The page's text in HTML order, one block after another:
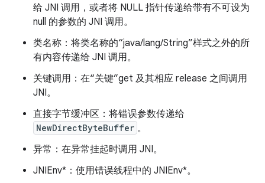
给 JNI 调用，或者将 NULL 指针传递给带有不可设为
null 的参数的 JNI 调用。
类名称：将类名称的“java/lang/String”样式之外的所
有内容传递给 JNI 调用。
关键调用：在“关键”get 及其相应 release 之间调用
JNI。
直接字节缓冲区：将错误参数传递给
NewDirectByteBuffer 。
异常：在异常挂起时调用 JNI。
JNIEnv*：使用错误线程中的 JNIEnv*。